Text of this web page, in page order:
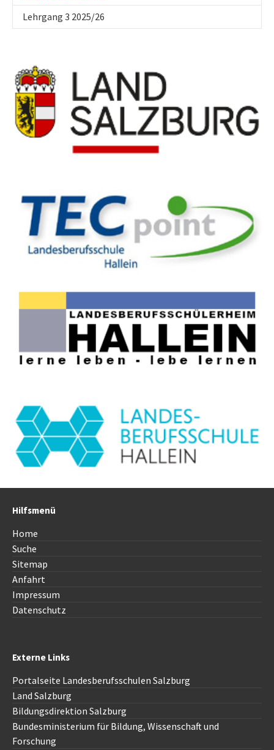
Lehrgang 3 2025/26
Hilfsmenü
Home
Suche
Sitemap
Anfahrt
Impressum
Datenschutz
Externe Links
Portalseite Landesberufsschulen Salzburg
Land Salzburg
Bildungsdirektion Salzburg
Bundesministerium für Bildung, Wissenschaft und
Forschung